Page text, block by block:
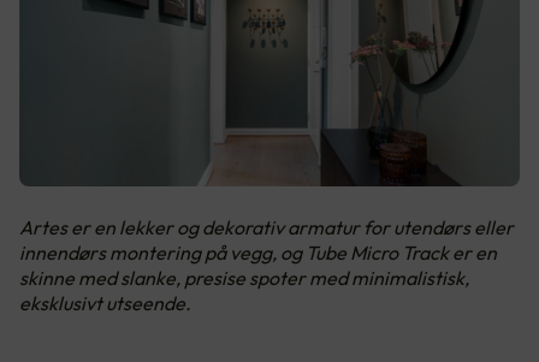
Artes er en lekker og dekorativ armatur for utendørs eller
innendørs montering på vegg, og Tube Micro Track er en
skinne med slanke, presise spoter med minimalistisk,
eksklusivt utseende.